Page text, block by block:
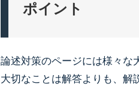
ポイント
論述対策のページには様々な
大切なことは解答よりも、解